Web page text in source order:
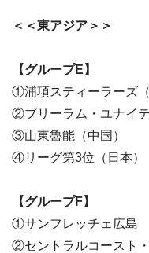
＜＜東アジア＞＞
【グループE】
①浦項スティーラーズ（
②ブリーラム・ユナイテ
③山東魯能（中国）
④リーグ第3位（日本）
【グループF】
①サンフレッチェ広島
②セントラルコースト